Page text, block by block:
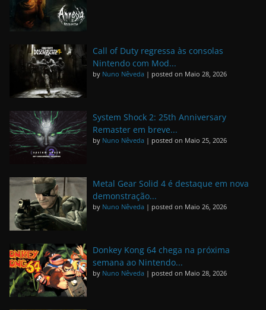
Call of Duty regressa às consolas
Nintendo com Mod...
by Nuno Nêveda | posted on Maio 28, 2026
System Shock 2: 25th Anniversary
Remaster em breve...
by Nuno Nêveda | posted on Maio 25, 2026
Metal Gear Solid 4 é destaque em nova
demonstração...
by Nuno Nêveda | posted on Maio 26, 2026
Donkey Kong 64 chega na próxima
semana ao Nintendo...
by Nuno Nêveda | posted on Maio 28, 2026